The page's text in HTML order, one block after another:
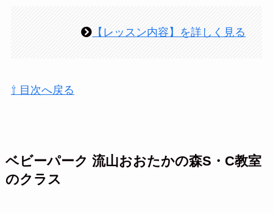
【レッスン内容】を詳しく見る
⇧ 目次へ戻る
ベビーパーク 流山おおたかの森S・C教室
のクラス